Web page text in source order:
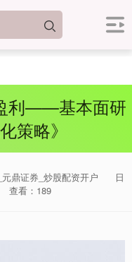
利——基本面研
策略》
鼎证券_炒股配资开户
日
查看：189